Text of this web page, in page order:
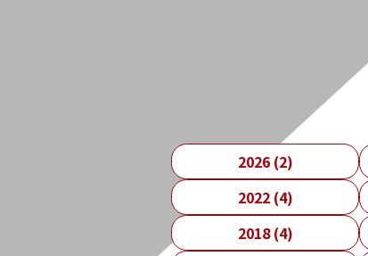
2026 (2)
2022 (4)
2018 (4)